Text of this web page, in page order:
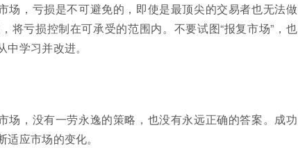
场，亏损是不可避免的，即使是最顶尖的交易者也无法做
将亏损控制在可承受的范围内。不要试图“报复市场”，也
学习并改进。
场，没有一劳永逸的策略，也没有永远正确的答案。成功
应市场的变化。